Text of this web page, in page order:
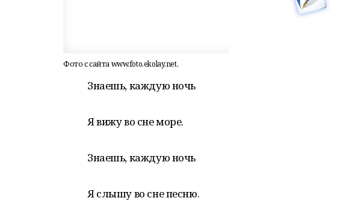
Фото с сайта www.foto.ekolay.net.
Знаешь, каждую ночь
Я вижу во сне море.
Знаешь, каждую ночь
Я слышу во сне песню.